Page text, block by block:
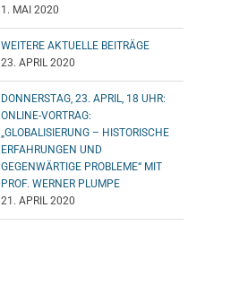
1. MAI 2020
WEITERE AKTUELLE BEITRÄGE
23. APRIL 2020
DONNERSTAG, 23. APRIL, 18 UHR:
ONLINE-VORTRAG:
„GLOBALISIERUNG – HISTORISCHE
ERFAHRUNGEN UND
GEGENWÄRTIGE PROBLEME“ MIT
PROF. WERNER PLUMPE
21. APRIL 2020